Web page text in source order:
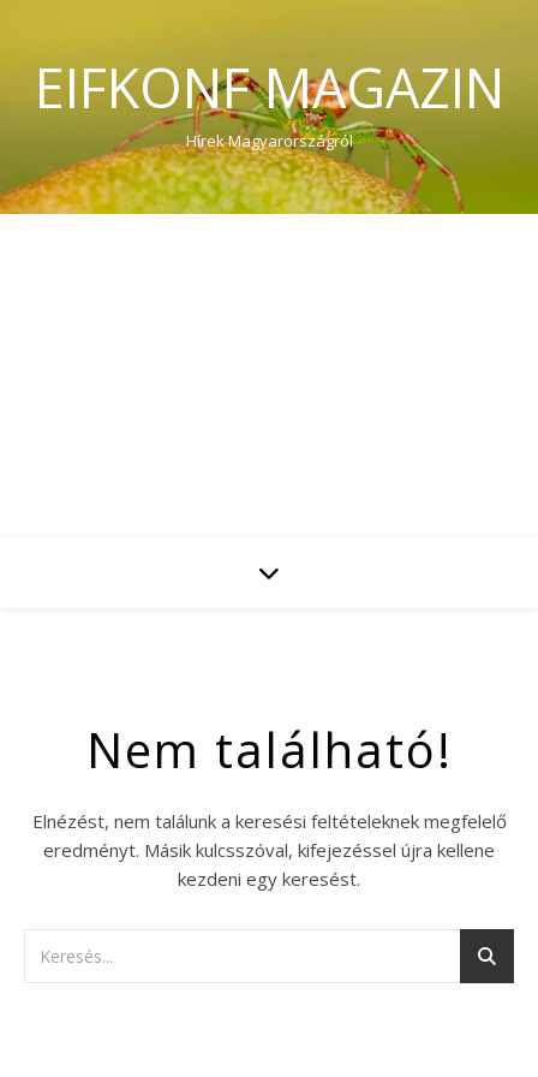
EIFKONF MAGAZIN
Hírek Magyarországról
Nem található!
Elnézést, nem találunk a keresési feltételeknek megfelelő
eredményt. Másik kulcsszóval, kifejezéssel újra kellene
kezdeni egy keresést.